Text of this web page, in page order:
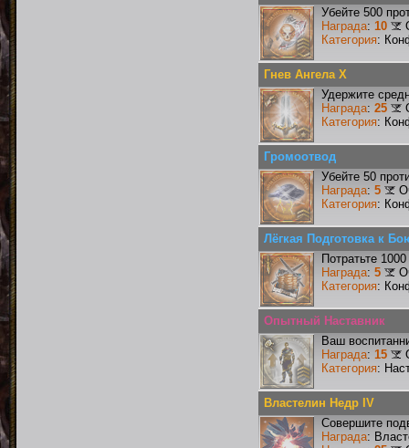
Убейте 500
Награда: 10
Категория:
Гнев Ангела X
Удержите
Награда: 25
Категория:
Громоотвод
Убейте 50
Награда: 5
Категория:
Лёгкая Подготовка к
Потратьте
Награда: 5
Категория:
Опытный Наставник
Ваш
Награда: 15
Категория:
Властелин Недр IV
Совершите
Награда: